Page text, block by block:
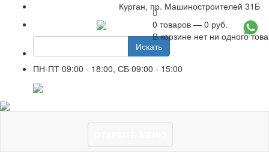
Курган, пр. Машиностроителей 31Б
+7 961 751-44-23
Искать
ПН-ПТ 09:00 - 18:00, СБ 09:00 - 15:00
0 товаров — 0 руб.
В корзине нет ни одного